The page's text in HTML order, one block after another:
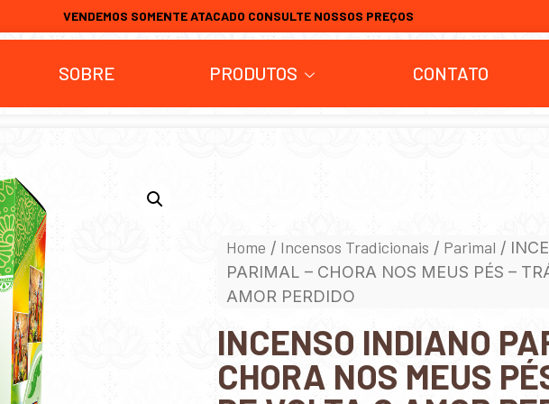
VENDEMOS SOMENTE ATACADO CONSULTE NOSSOS PREÇOS
SOBRE PRODUTOS CONTATO
Home / Incensos Tradicionais / Parimal /
PARIMAL – CHORA NOS MEUS PÉS –
AMOR PERDIDO
INCENSO INDIANO
CHORA NOS MEUS